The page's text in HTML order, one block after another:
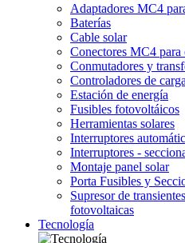
Adaptadores MC4
Baterías
Cable solar
Conectores MC4 para
Conmutadores y
Controladores de
Estación de energía
Fusibles fotovoltáicos
Herramientas solares
Interruptores
Interruptores -
Montaje panel solar
Porta Fusibles y
Supresor de
fotovoltaicas
Tecnología